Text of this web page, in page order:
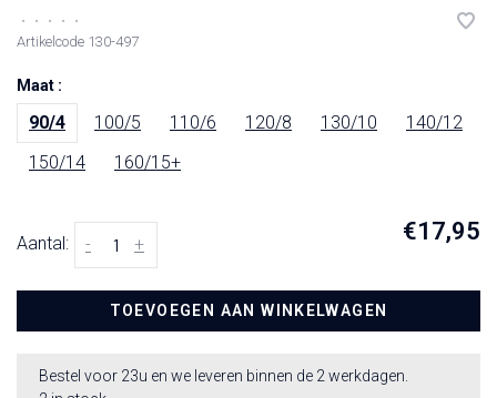
• • • •
•
Artikelcode 130-497
Maat :
90/4 100/5 110/6 120/8 130/10
140/12
150/14
160/15+
Aantal: +
- €17,95
TOEVOEGEN AAN WINKELWAGEN
Bestel voor 23u en we leveren binnen de 2 werkdagen.